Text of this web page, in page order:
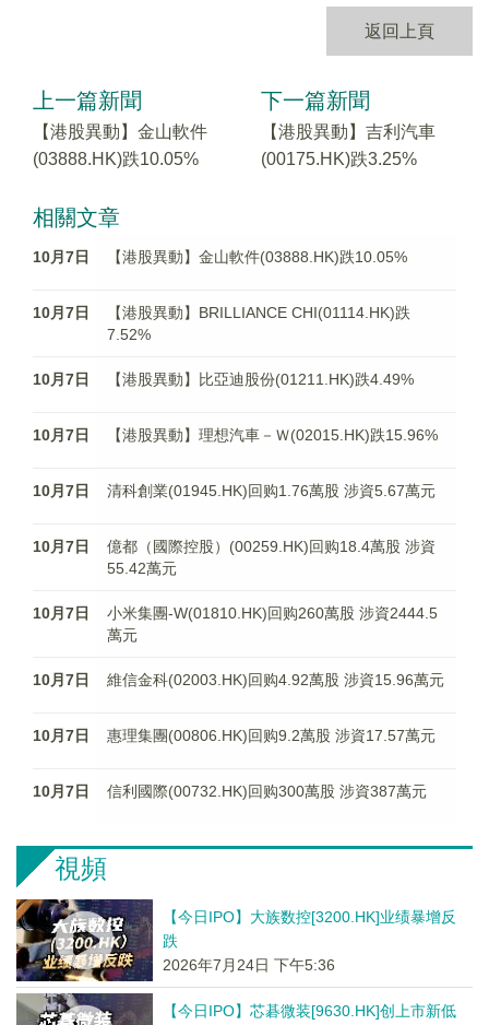
返回上頁
上一篇新聞
【港股異動】金山軟件
(03888.HK)跌10.05%
下一篇新聞
【港股異動】吉利汽車
(00175.HK)跌3.25%
相關文章
10月7日 【港股異動】金山軟件(03888.HK)跌10.05%
10月7日
【港股異動】BRILLIANCE CHI(01114.HK)跌
7.52%
10月7日 【港股異動】比亞迪股份(01211.HK)跌4.49%
10月7日 【港股異動】理想汽車－Ｗ(02015.HK)跌15.96%
10月7日 清科創業(01945.HK)回购1.76萬股 涉資5.67萬元
10月7日
億都（國際控股）(00259.HK)回购18.4萬股 涉資
55.42萬元
10月7日
小米集團-W(01810.HK)回购260萬股 涉資2444.5
萬元
10月7日 維信金科(02003.HK)回购4.92萬股 涉資15.96萬元
10月7日 惠理集團(00806.HK)回购9.2萬股 涉資17.57萬元
10月7日 信利國際(00732.HK)回购300萬股 涉資387萬元
視頻
【今日IPO】大族数控[3200.HK]业绩暴增反
跌
2026年7月24日 下午5:36
【今日IPO】芯碁微装[9630.HK]创上市新低